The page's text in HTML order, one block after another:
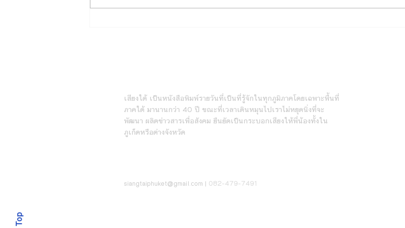
เสียงใต้ เป็นหนังสือพิมพ์รายวันที่เป็นที่รู้จักในทุกภูมิภาคโดยเฉพาะพื้นที่
ภาคใต้ มานานกว่า 40 ปี ขณะที่เวลาเดินหมุนไปเราไม่หยุดนิ่งที่จะ
พัฒนา ผลิตข่าวสารเพื่อสังคม ยืนยัดเป็นกระบอกเสียงให้พี่น้องทั้งใน
ภูเก็ตหรือต่างจังหวัด
siangtaiphuket@gmail.com | 082-479-7491